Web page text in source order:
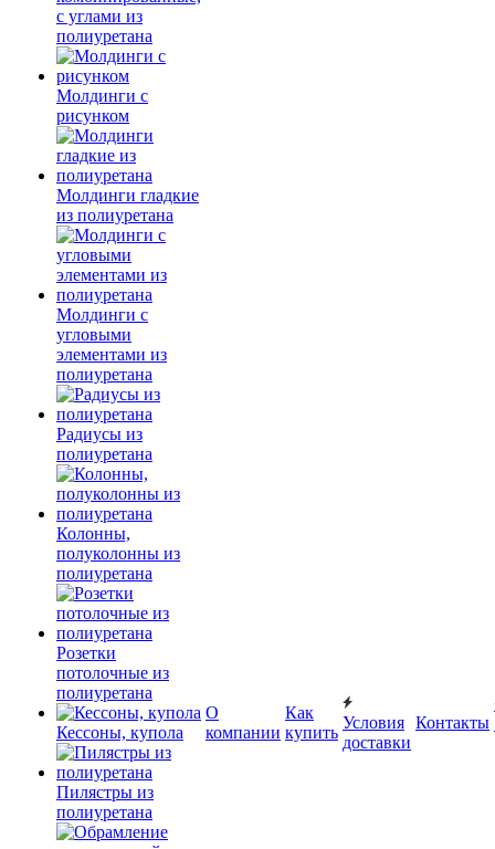
с углами из
полиуретана
Молдинги c
рисунком
Молдинги гладкие
из полиуретана
Молдинги с
угловыми
элементами из
полиуретана
Радиусы из
полиуретана
Колонны,
полуколонны из
полиуретана
Розетки
потолочные из
полиуретана
Кессоны, купола
Пилястры из
полиуретана
О
компании
Как
купить
Условия
доставки
Контакты